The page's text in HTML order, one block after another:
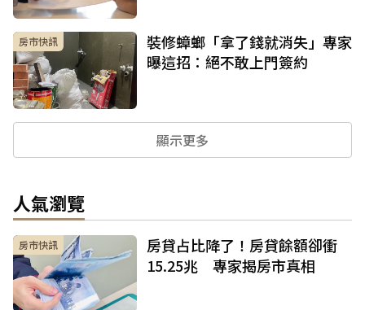
房市快訊
裝修蟑螂「拿了錢就消失」專家
曝這招：絕不敢上門簽約
顯示更多
人氣瀏覽
房市快訊
房貸占比降了！房貸餘額卻衝
15.25兆 專家揭房市真相